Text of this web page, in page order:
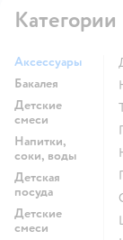
Категории
Аксессуары
Бакалея
Детские
смеси
Напитки,
соки, воды
Детская
посуда
Детские
смеси